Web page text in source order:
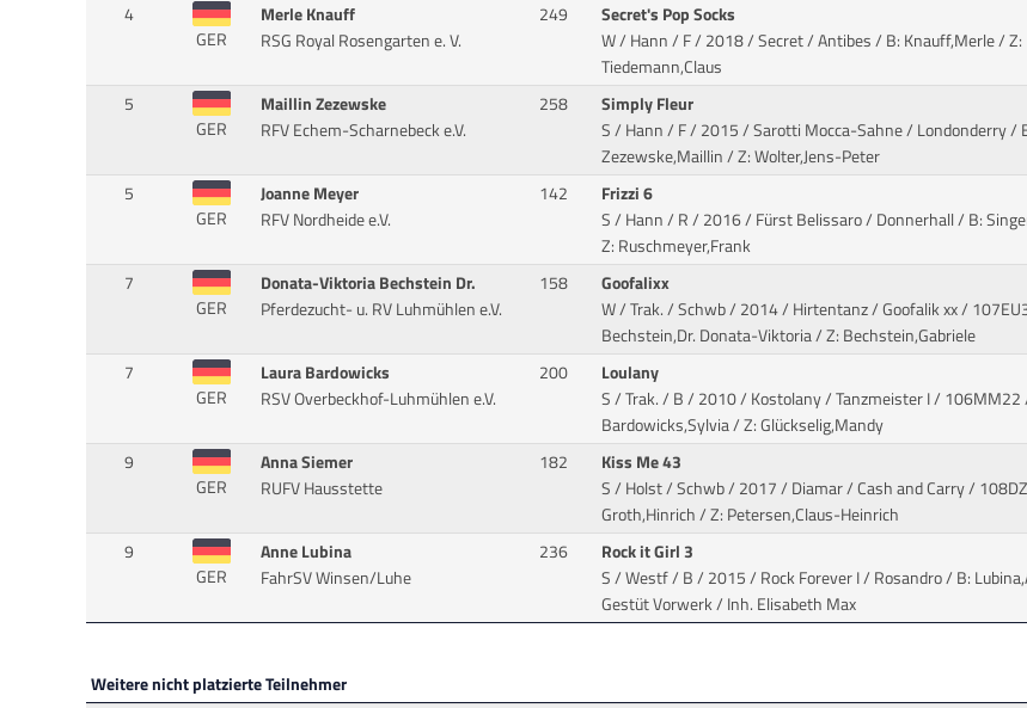
4
GER
Merle Knauff
RSG Royal Rosengarten e. V.
249
Secret's Pop Socks
W / Hann / F / 2018 / Secret / Antibes/ B: Knauff,Merle / Z:
Tiedemann,Claus
5
GER
Maillin Zezewske
RFV Echem-Scharnebeck e.V.
258
Simply Fleur
S / Hann / F / 2015 / Sarotti Mocca-Sahne / Londonderry/
Zezewske,Maillin / Z: Wolter,Jens-Peter
5
GER
Joanne Meyer
RFV Nordheide e.V.
142
Frizzi 6
S / Hann / R / 2016 / Fürst Belissaro / Donnerhall/ B:
Z: Ruschmeyer,Frank
7
GER
Donata-Viktoria Bechstein Dr.
Pferdezucht- u. RV Luhmühlen e.V.
158
Goofalixx
W / Trak. / Schwb / 2014 / Hirtentanz / Goofalik xx/
Bechstein,Dr. Donata-Viktoria / Z: Bechstein,Gabriele
7
GER
Laura Bardowicks
RSV Overbeckhof-Luhmühlen e.V.
200
Loulany
S / Trak. / B / 2010 / Kostolany / Tanzmeister I/ 106MM22
Bardowicks,Sylvia / Z: Glückselig,Mandy
9
GER
Anna Siemer
RUFV Hausstette
182
Kiss Me 43
S / Holst / Schwb / 2017 / Diamar / Cash and Carry/
Groth,Hinrich / Z: Petersen,Claus-Heinrich
9
GER
Anne Lubina
FahrSV Winsen/Luhe
236
Rock it Girl 3
S / Westf / B / 2015 / Rock Forever I / Rosandro/ B:
Gestüt Vorwerk / Inh. Elisabeth Max
Weitere nicht platzierte Teilnehmer